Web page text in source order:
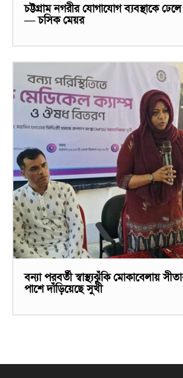
চট্টগ্রাম নগরীর যোগাযোগ ব্যবস্থাকে
— চসিক মেয়র
বন্যা পরবর্তী স্বাস্থ্যঝুঁকি মোকাবেলায়
পাশে দাঁড়িয়েছে সুখী